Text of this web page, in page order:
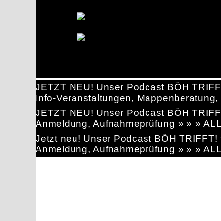
JETZT NEU! Unser Podcast BÖH
Info-Veranstaltungen,
JETZT NEU! Unser Podcast BÖH
Anmeldung, Aufnahmeprüfung » » »
Jetzt neu! Unser Podcast BÖH TRIFFT!
Anmeldung, Aufnahmeprüfung » » »